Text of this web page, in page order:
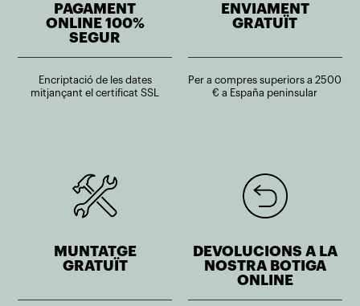
PAGAMENT
ONLINE 100%
SEGUR
Encriptació de les dates
mitjançant el certificat SSL
ENVIAMENT
GRATUÏT
Per a compres superiors a 2500
€ a España peninsular
MUNTATGE
GRATUÏT
DEVOLUCIONS A LA
NOSTRA BOTIGA
ONLINE